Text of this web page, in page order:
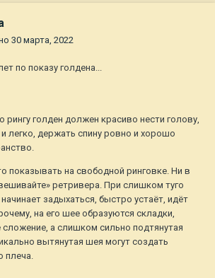
30 марта, 2022
по показу голдена...
рингу голден должен красиво нести голову,
легко, держать спину ровно и хорошо
показывать на свободной ринговке. Ни в
ретривера. При слишком туго
задыхаться, быстро устаёт, идёт
на его шее образуются складки,
а слишком сильно подтянутая
вытянутая шея могут создать
плеча.